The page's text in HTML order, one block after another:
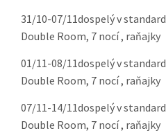
31/10-07/11dospelý v standard
Double Room, 7 nocí , raňajky
01/11-08/11dospelý v standard
Double Room, 7 nocí , raňajky
07/11-14/11dospelý v standard
Double Room, 7 nocí , raňajky